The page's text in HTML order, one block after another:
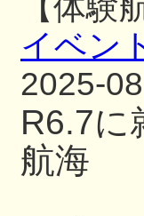
【体
イベン
2025-
R6.7に
航海